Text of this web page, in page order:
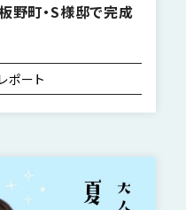
板野町・S様邸で完成
ポート